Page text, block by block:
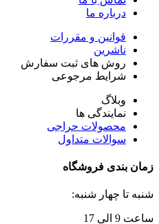
درباره ما
قوانین و مقررات
ناشرین
روش های ثبت سفارش
شرایط مرجوعی
وبلاگ
نمایندگی ها
محصولات حراجی
سوالات متداول
زمان بندی فروشگاه
شنبه تا چهار شنبه:
ساعت 9 الی 17